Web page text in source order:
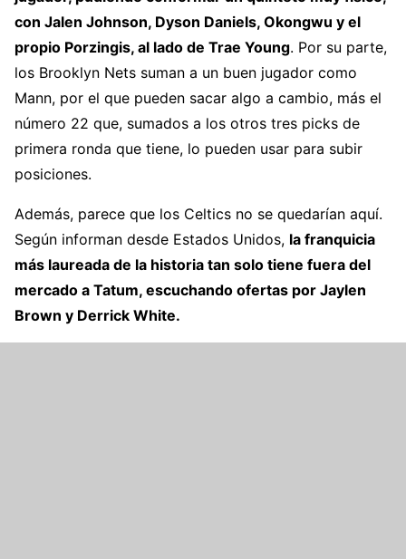
con Jalen Johnson, Dyson Daniels, Okongwu y el
propio Porzingis, al lado de Trae Young. Por su parte,
los Brooklyn Nets suman a un buen jugador como
Mann, por el que pueden sacar algo a cambio, más el
número 22 que, sumados a los otros tres picks de
primera ronda que tiene, lo pueden usar para subir
posiciones.
Además, parece que los Celtics no se quedarían aquí.
Según informan desde Estados Unidos, la franquicia
más laureada de la historia tan solo tiene fuera del
mercado a Tatum, escuchando ofertas por Jaylen
Brown y Derrick White.